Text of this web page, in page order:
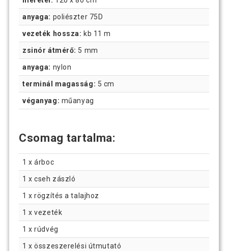
anyaga: poliészter 75D
vezeték hossza: kb 11 m
zsinór átmérő: 5 mm
anyaga: nylon
terminál magasság: 5 cm
véganyag: műanyag
Csomag tartalma:
1 x árboc
1 x cseh zászló
1 x rögzítés a talajhoz
1 x vezeték
1 x rúdvég
1 x összeszerelési útmutató